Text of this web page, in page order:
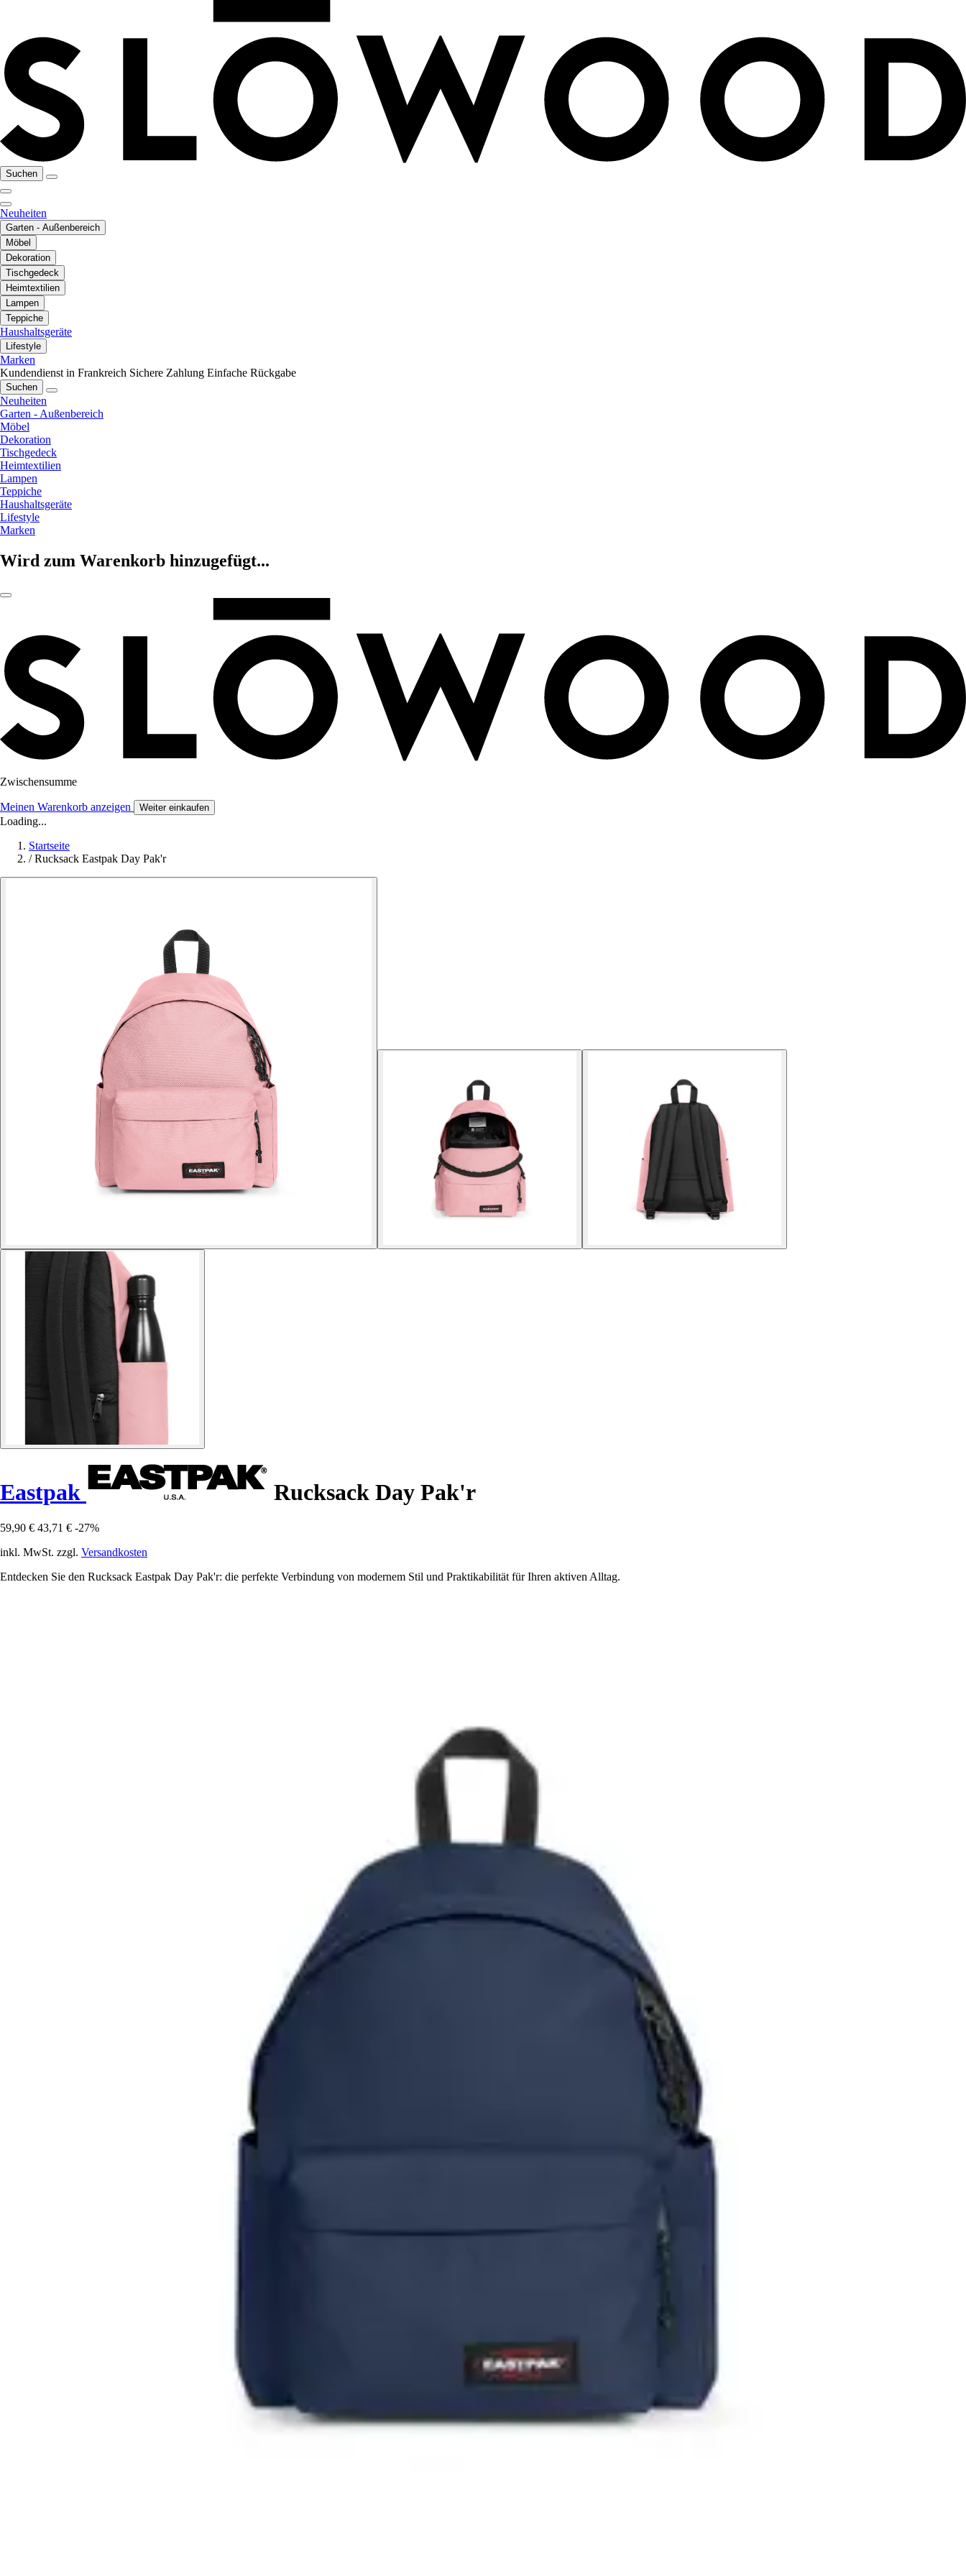
Suchen
Neuheiten
Garten - Außenbereich
Möbel
Dekoration
Tischgedeck
Heimtextilien
Lampen
Teppiche
Haushaltsgeräte
Lifestyle
Marken
Kundendienst in Frankreich Sichere Zahlung Einfache Rückgabe
Suchen
Neuheiten
Garten - Außenbereich
Möbel
Dekoration
Tischgedeck
Heimtextilien
Lampen
Teppiche
Haushaltsgeräte
Lifestyle
Marken
Wird zum Warenkorb hinzugefügt...
Zwischensumme
Meinen Warenkorb anzeigen Weiter einkaufen
Loading...
Startseite
/ Rucksack Eastpak Day Pak'r
Eastpak Rucksack Day Pak'r
59,90 € 43,71 € -27%
inkl. MwSt. zzgl. Versandkosten
Entdecken Sie den Rucksack Eastpak Day Pak'r: die perfekte Verbindung von modernem Stil und Praktikabilität für Ihren aktiven Alltag.